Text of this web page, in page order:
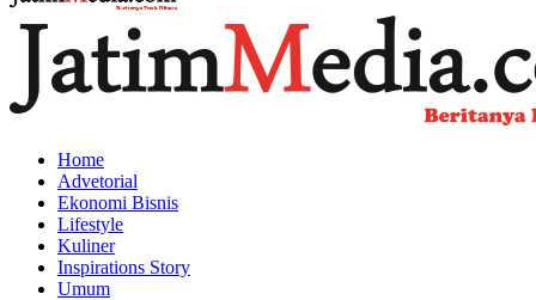
Home
Advetorial
Ekonomi Bisnis
Lifestyle
Kuliner
Inspirations Story
Umum